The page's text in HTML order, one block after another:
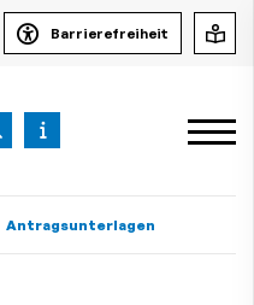
Barrierefreiheit
Antragsunterlagen